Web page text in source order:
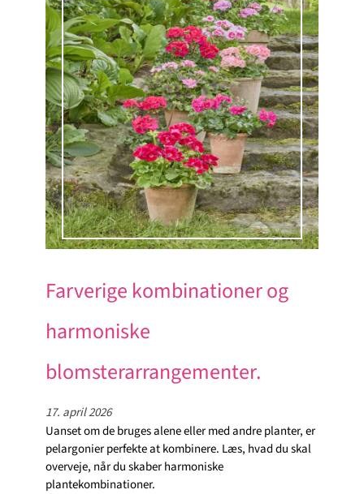
Farverige kombinationer og
harmoniske
blomsterarrangementer.
17. april 2026
Uanset om de bruges alene eller med andre planter, er
pelargonier perfekte at kombinere. Læs, hvad du skal
overveje, når du skaber harmoniske
plantekombinationer.